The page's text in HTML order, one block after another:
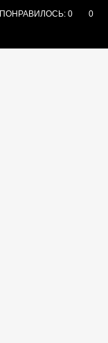
ПОНРАВИЛОСЬ: 0 0